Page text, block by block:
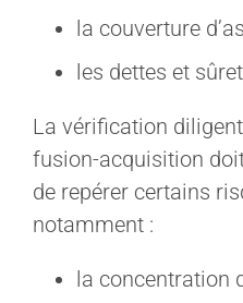
la couverture
les dettes et
La vérification
fusion-acquisition
de repérer certains
notamment :
la concentration